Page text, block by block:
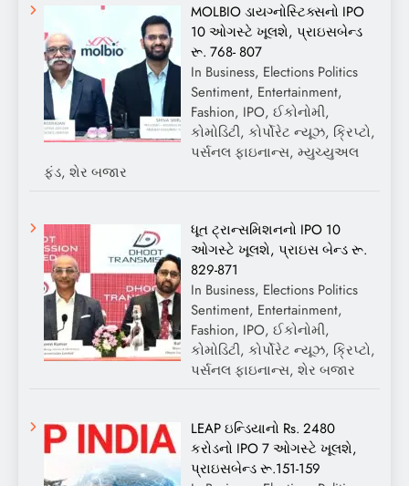
MOLBIO ડાયગ્નોસ્ટિક્સનો IPO
10 ઓગસ્ટે ખૂલશે, પ્રાઇસબેન્ડ
રૂ. 768- 807
In Business, Elections Politics
Sentiment, Entertainment,
Fashion, IPO, ઈકોનોમી,
કોમોડિટી, કોર્પોરેટ ન્યૂઝ, ક્રિપ્ટો,
પર્સનલ ફાઇનાન્સ, મ્યુચ્યુઅલ
ફંડ, શેર બજાર
ધૂત ટ્રાન્સમિશનનો IPO 10
ઓગસ્ટે ખૂલશે, પ્રાઇસ બેન્ડ રૂ.
829-871
In Business, Elections Politics
Sentiment, Entertainment,
Fashion, IPO, ઈકોનોમી,
કોમોડિટી, કોર્પોરેટ ન્યૂઝ, ક્રિપ્ટો,
પર્સનલ ફાઇનાન્સ, શેર બજાર
LEAP ઇન્ડિયાનો Rs. 2480
કરોડનો IPO 7 ઓગસ્ટે ખૂલશે,
પ્રાઇસબેન્ડ રૂ.151-159